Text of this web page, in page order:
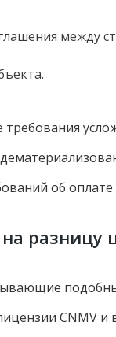
между
об оплате
разницу
CNMV и